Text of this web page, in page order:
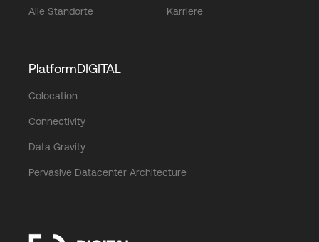
Alle Standorte Karriere
PlatformDIGITAL
Colocation
Connectivity
Data Gravity
Pervasive Datacenter Architecture